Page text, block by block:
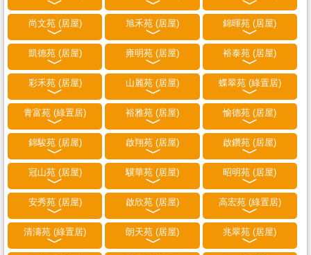
尚文苑 (居屋) 旭禾苑 (居屋) 錦暉苑 (居屋)
凱德苑 (居屋) 雍明苑 (居屋) 裕泰苑 (居屋)
彩禾苑 (居屋) 山麗苑 (居屋) 蝶翠苑 (綠置居)
青富苑 (綠置居) 裕雅苑 (居屋) 愉德苑 (居屋)
錦駿苑 (居屋) 啟翔苑 (居屋) 啟鑽苑 (居屋)
冠山苑 (居屋) 驥華苑 (居屋) 昭明苑 (居屋)
安秀苑 (居屋) 啟欣苑 (居屋) 高宏苑 (綠置居)
清濤苑 (綠置居) 朗天苑 (居屋) 兆翠苑 (居屋)